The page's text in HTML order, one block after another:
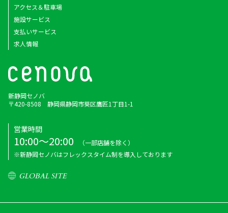
アクセス＆駐車場
施設サービス
支払いサービス
求人情報
新静岡セノバ
〒420-8508 静岡県静岡市葵区鷹匠1丁目1-1
営業時間
10:00～20:00
（一部店舗を除く）
※新静岡セノバはフレックスタイム制を導入しております
GLOBAL SITE